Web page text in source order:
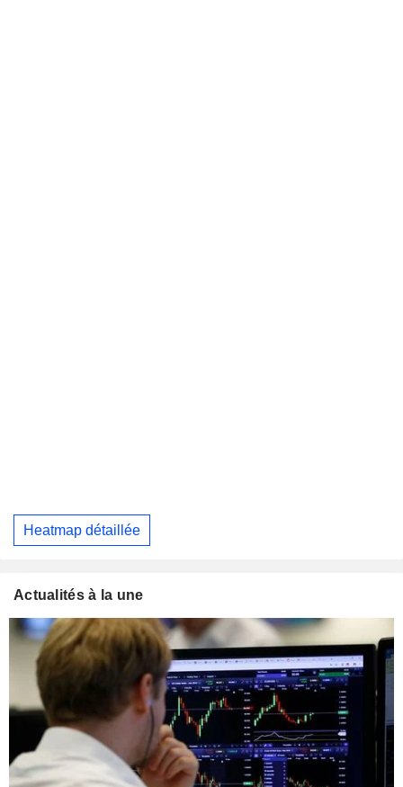
Heatmap détaillée
Actualités à la une